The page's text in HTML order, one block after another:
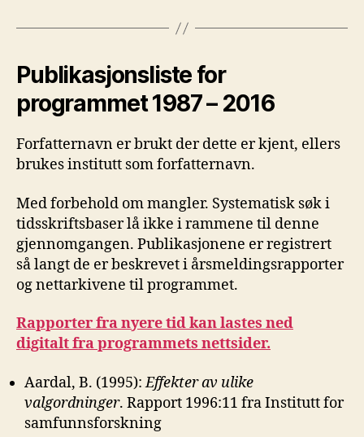
Publikasjonsliste for
programmet 1987 – 2016
Forfatternavn er brukt der dette er kjent, ellers
brukes institutt som forfatternavn.
Med forbehold om mangler. Systematisk søk i
tidsskriftsbaser lå ikke i rammene til denne
gjennomgangen. Publikasjonene er registrert
så langt de er beskrevet i årsmeldingsrapporter
og nettarkivene til programmet.
Rapporter fra nyere tid kan lastes ned
digitalt fra programmets nettsider.
Aardal, B. (1995):Effekter av ulike
valgordninger. Rapport 1996:11 fra Institutt for
samfunnsforskning